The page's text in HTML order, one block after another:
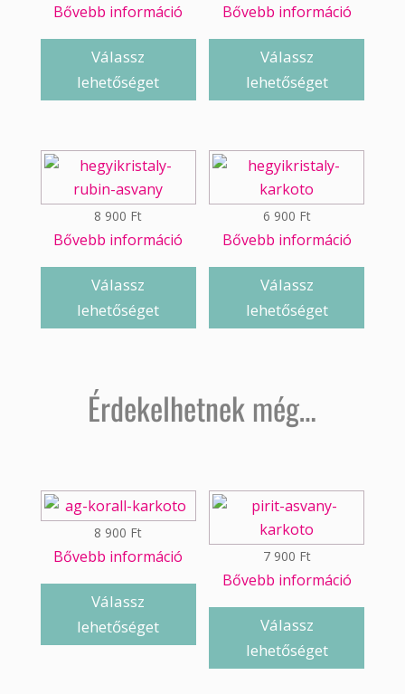
Bővebb információ
Válassz
lehetőséget
Bővebb információ
Válassz
lehetőséget
8 900 Ft
Bővebb információ
Válassz
lehetőséget
6 900 Ft
Bővebb információ
Válassz
lehetőséget
Érdekelhetnek még…
8 900 Ft
Bővebb információ
Válassz
lehetőséget
7 900 Ft
Bővebb információ
Válassz
lehetőséget